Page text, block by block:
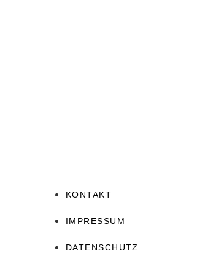
KONTAKT
IMPRESSUM
DATENSCHUTZ